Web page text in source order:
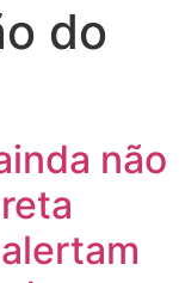
do
não